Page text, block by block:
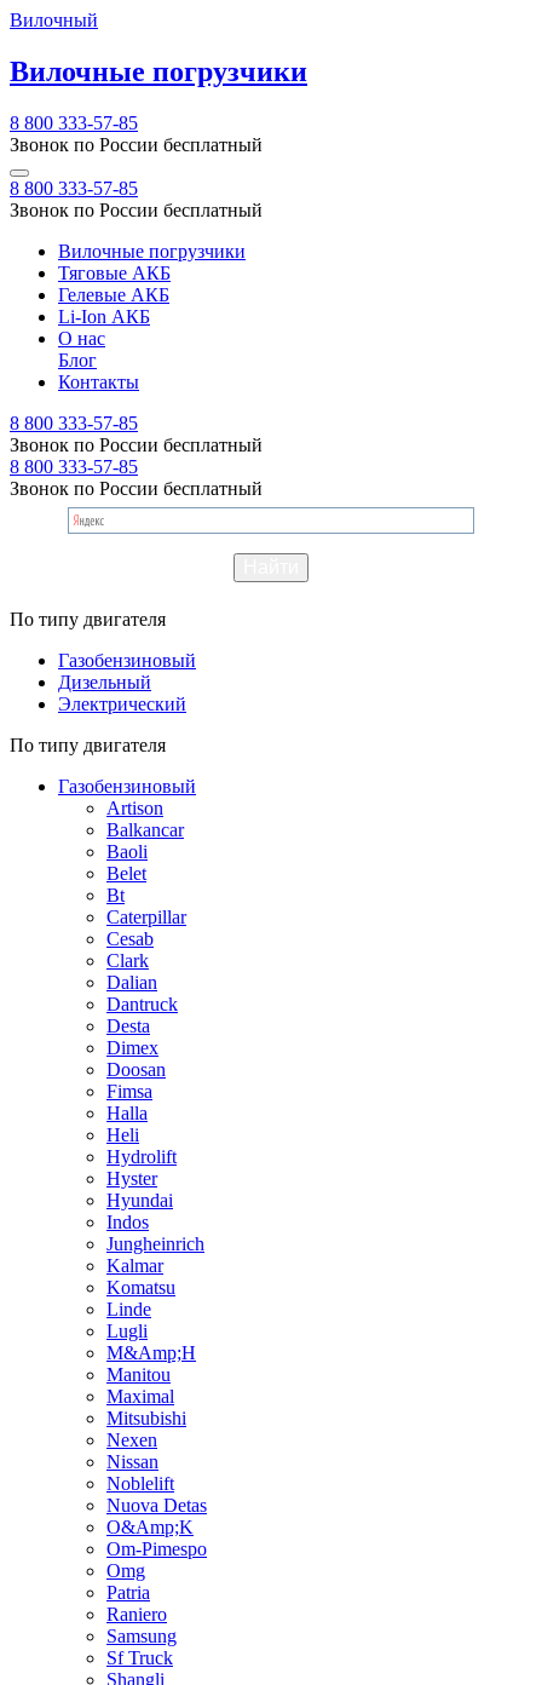
Вилочный
Вилочные погрузчики
8 800 333-57-85
Звонок по России бесплатный
8 800 333-57-85
Звонок по России бесплатный
Вилочные погрузчики
Тяговые АКБ
Гелевые АКБ
Li-Ion АКБ
О нас
Блог
Контакты
8 800 333-57-85
Звонок по России бесплатный
8 800 333-57-85
Звонок по России бесплатный
По типу двигателя
Газобензиновый
Дизельный
Электрический
По типу двигателя
Газобензиновый
Artison
Balkancar
Baoli
Belet
Bt
Caterpillar
Cesab
Clark
Dalian
Dantruck
Desta
Dimex
Doosan
Fimsa
Halla
Heli
Hydrolift
Hyster
Hyundai
Indos
Jungheinrich
Kalmar
Komatsu
Linde
Lugli
M&Amp;H
Manitou
Maximal
Mitsubishi
Nexen
Nissan
Noblelift
Nuova Detas
O&Amp;K
Om-Pimespo
Omg
Patria
Raniero
Samsung
Sf Truck
Shangli